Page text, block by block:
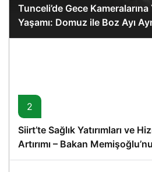
Tunceli’de Gece Kameralarına
Yaşamı: Domuz ile Boz Ayı
2
Siirt’te Sağlık Yatırımları ve
Artırımı – Bakan